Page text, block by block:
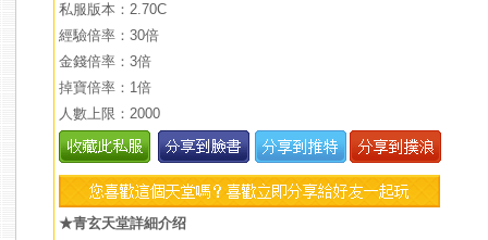
私服版本：2.70C
經驗倍率：30倍
金錢倍率：3倍
掉寶倍率：1倍
人數上限：2000
★青玄天堂詳細介绍